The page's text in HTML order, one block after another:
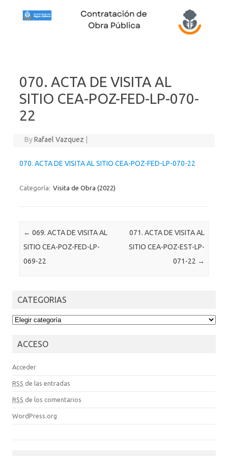
070. ACTA DE VISITA AL
SITIO CEA-POZ-FED-LP-070-
22
ByRafael Vazquez
070. ACTA DE VISITA AL SITIO CEA-POZ-FED-LP-070-22
Categoría: Visita de Obra (2022)
Post navigation
← 069. ACTA DE VISITA AL
SITIO CEA-POZ-FED-LP-
069-22
071. ACTA DE VISITA AL
SITIO CEA-POZ-EST-LP-
071-22 →
CATEGORIAS
CATEGORIAS
ACCESO
Acceder
RSS de las entradas
RSS de los comentarios
WordPress.org